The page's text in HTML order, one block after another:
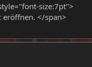
size:7pt">
eröffnen. </span>